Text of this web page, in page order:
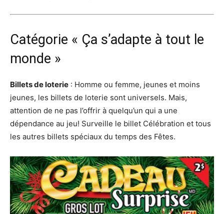
Catégorie « Ça s’adapte à tout le
monde »
Billets de loterie : Homme ou femme, jeunes et moins
jeunes, les billets de loterie sont universels. Mais,
attention de ne pas l’offrir à quelqu’un qui a une
dépendance au jeu! Surveille le billet Célébration et tous
les autres billets spéciaux du temps des Fêtes.